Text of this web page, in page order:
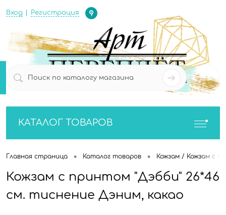
Вход Регистрация
Определение
0
КАТАЛОГ ТОВАРОВ
Главная страница • Каталог товаров • Кожзам / Кожзам с
Кожзам с принтом "Дэбби" 26*46
см. тиснение Дэним, какао